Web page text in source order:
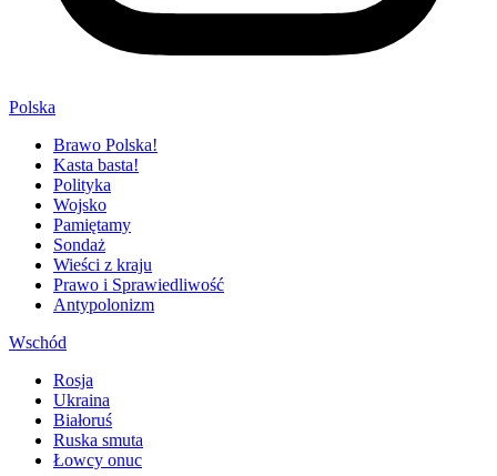
Polska
Brawo Polska!
Kasta basta!
Polityka
Wojsko
Pamiętamy
Sondaż
Wieści z kraju
Prawo i Sprawiedliwość
Antypolonizm
Wschód
Rosja
Ukraina
Białoruś
Ruska smuta
Łowcy onuc